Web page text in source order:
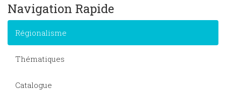
Navigation Rapide
Régionalisme
Thématiques
Catalogue